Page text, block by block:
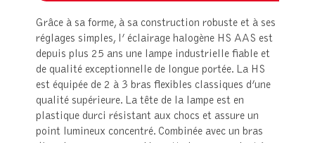
Grâce à sa forme, à sa construction robuste et à ses
réglages simples, l’ éclairage halogène HS AAS est
depuis plus 25 ans une lampe industrielle fiable et
de qualité exceptionnelle de longue portée. La HS
est équipée de 2 à 3 bras flexibles classiques d’une
qualité supérieure. La tête de la lampe est en
plastique durci résistant aux chocs et assure un
point lumineux concentré. Combinée avec un bras